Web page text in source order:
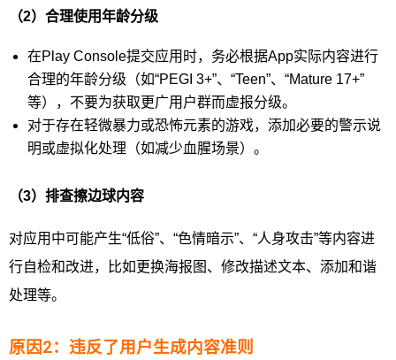
（2）合理使用年龄分级
在Play Console提交应用时，务必根据App实际内容进行
合理的年龄分级（如“PEGI 3+”、“Teen”、“Mature 17+”
等），不要为获取更广用户群而虚报分级。
对于存在轻微暴力或恐怖元素的游戏，添加必要的警示说
明或虚拟化处理（如减少血腥场景）。
（3）排查擦边球内容
对应用中可能产生“低俗”、“色情暗示”、“人身攻击”等内容进
行自检和改进，比如更换海报图、修改描述文本、添加和谐
处理等。
原因2：违反了用户生成内容准则